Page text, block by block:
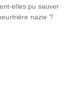
elles pu sauver
nazie ?